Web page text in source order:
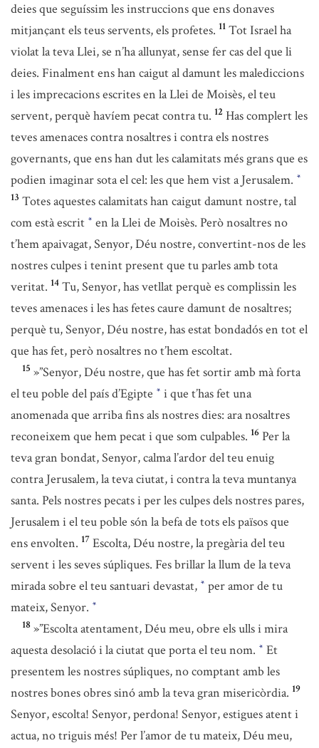
deies que seguíssim les instruccions que ens donaves
mitjançant els teus servents, els profetes. 11 Tot Israel ha
violat la teva Llei, se n’ha allunyat, sense fer cas del que li
deies. Finalment ens han caigut al damunt les malediccions
i les imprecacions escrites en la Llei de Moisès, el teu
servent, perquè havíem pecat contra tu. 12 Has complert les
teves amenaces contra nosaltres i contra els nostres
governants, que ens han dut les calamitats més grans que es
podien imaginar sota el cel: les que hem vist a Jerusalem. *
13 Totes aquestes calamitats han caigut damunt nostre, tal
com està escrit * en la Llei de Moisès. Però nosaltres no
t’hem apaivagat, Senyor, Déu nostre, convertint-nos de les
nostres culpes i tenint present que tu parles amb tota
veritat. 14 Tu, Senyor, has vetllat perquè es complissin les
teves amenaces i les has fetes caure damunt de nosaltres;
perquè tu, Senyor, Déu nostre, has estat bondadós en tot el
que has fet, però nosaltres no t’hem escoltat.
15 »”Senyor, Déu nostre, que has fet sortir amb mà forta
el teu poble del país d’Egipte * i que t’has fet una
anomenada que arriba fins als nostres dies: ara nosaltres
reconeixem que hem pecat i que som culpables. 16 Per la
teva gran bondat, Senyor, calma l’ardor del teu enuig
contra Jerusalem, la teva ciutat, i contra la teva muntanya
santa. Pels nostres pecats i per les culpes dels nostres pares,
Jerusalem i el teu poble són la befa de tots els països que
ens envolten. 17 Escolta, Déu nostre, la pregària del teu
servent i les seves súpliques. Fes brillar la llum de la teva
mirada sobre el teu santuari devastat, * per amor de tu
mateix, Senyor. *
18 »”Escolta atentament, Déu meu, obre els ulls i mira
aquesta desolació i la ciutat que porta el teu nom. * Et
presentem les nostres súpliques, no comptant amb les
nostres bones obres sinó amb la teva gran misericòrdia. 19
Senyor, escolta! Senyor, perdona! Senyor, estigues atent i
actua, no triguis més! Per l’amor de tu mateix, Déu meu,